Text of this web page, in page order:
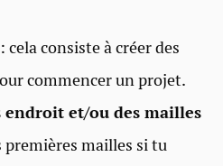
: cela consiste à créer des
commencer un projet.
et/ou des mailles
premières mailles si tu